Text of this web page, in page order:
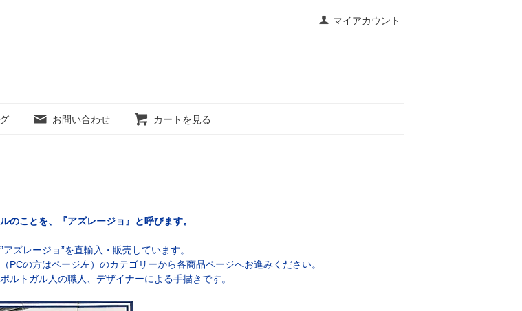
マイアカウント
お問い合わせ カートを見る
のことを、『アズレージョ』と呼びます。
ズレージョ”を直輸入・販売しています。
PCの方はページ左）のカテゴリーから各商品ページへお進みください。
ルトガル人の職人、デザイナーによる手描きです。